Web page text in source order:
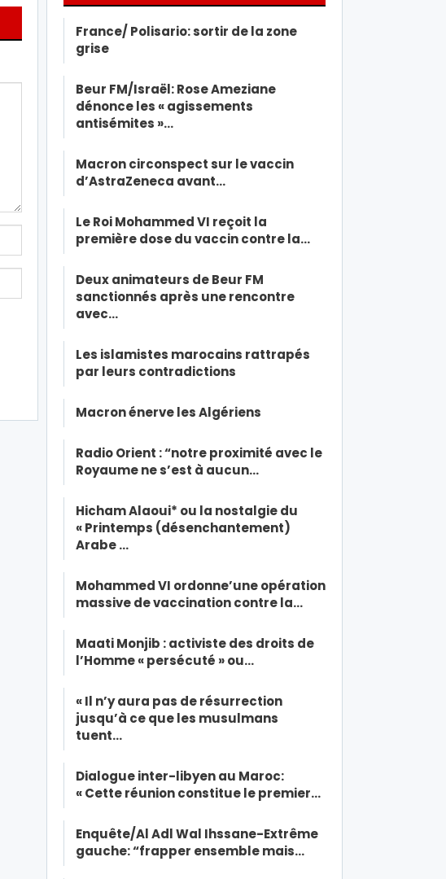
France/ Polisario: sortir de la zone
grise
Beur FM/Israël: Rose Ameziane
dénonce les « agissements
antisémites »…
Macron circonspect sur le vaccin
d’AstraZeneca avant…
Le Roi Mohammed VI reçoit la
première dose du vaccin contre la…
Deux animateurs de Beur FM
sanctionnés après une rencontre
avec…
Les islamistes marocains rattrapés
par leurs contradictions
Macron énerve les Algériens
Radio Orient : “notre proximité avec le
Royaume ne s’est à aucun…
Hicham Alaoui* ou la nostalgie du
« Printemps (désenchantement)
Arabe …
Mohammed VI ordonne’une opération
massive de vaccination contre la…
Maati Monjib : activiste des droits de
l’Homme « persécuté » ou…
« Il n’y aura pas de résurrection
jusqu’à ce que les musulmans
tuent…
Dialogue inter-libyen au Maroc:
« Cette réunion constitue le premier…
Enquête/Al Adl Wal Ihssane-Extrême
gauche: “frapper ensemble mais…